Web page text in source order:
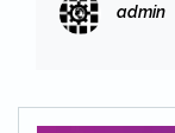
admin